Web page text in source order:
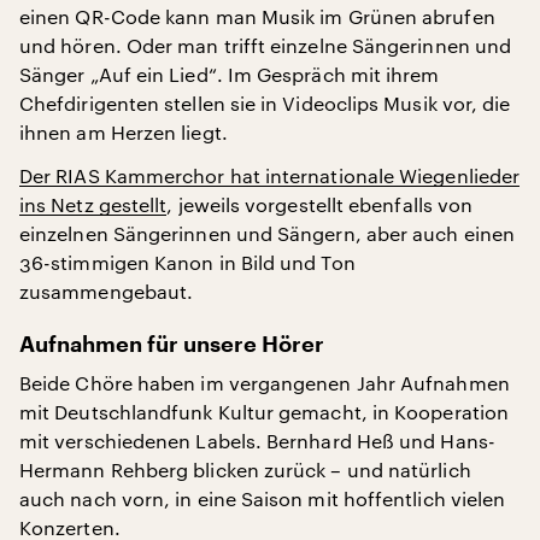
einen QR-Code kann man Musik im Grünen abrufen
und hören. Oder man trifft einzelne Sängerinnen und
Sänger „Auf ein Lied“. Im Gespräch mit ihrem
Chefdirigenten stellen sie in Videoclips Musik vor, die
ihnen am Herzen liegt.
Der RIAS Kammerchor hat internationale Wiegenlieder
ins Netz gestellt, jeweils vorgestellt ebenfalls von
einzelnen Sängerinnen und Sängern, aber auch einen
36-stimmigen Kanon in Bild und Ton
zusammengebaut.
Aufnahmen für unsere Hörer
Beide Chöre haben im vergangenen Jahr Aufnahmen
mit Deutschlandfunk Kultur gemacht, in Kooperation
mit verschiedenen Labels. Bernhard Heß und Hans-
Hermann Rehberg blicken zurück – und natürlich
auch nach vorn, in eine Saison mit hoffentlich vielen
Konzerten.